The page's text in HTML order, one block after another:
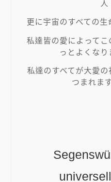
人
更に宇宙のすべての生
私達皆の愛によって
っとよくなり
私達のすべてが大愛
つまれま